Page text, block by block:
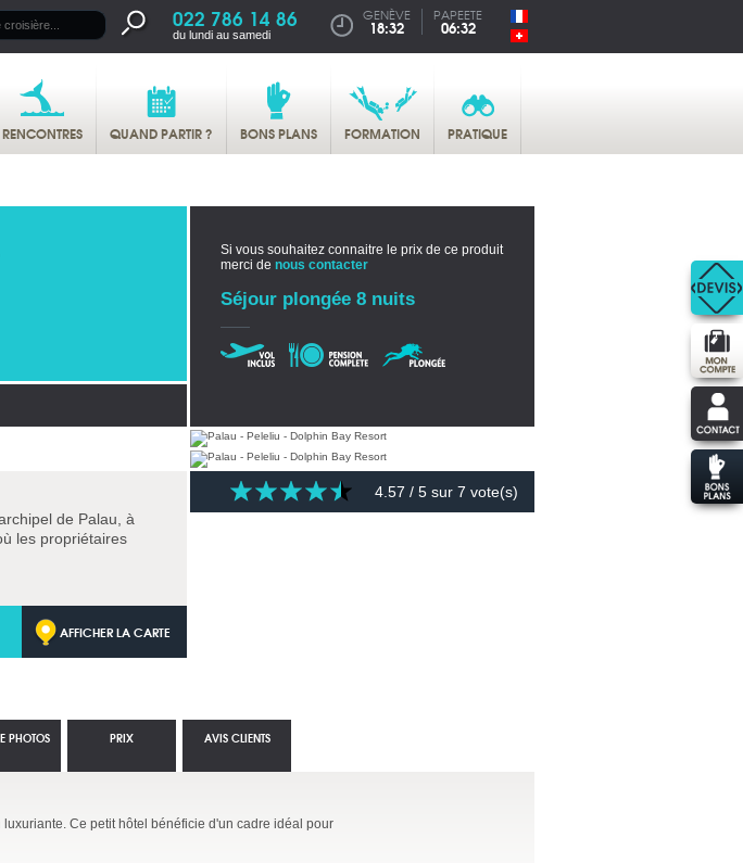
022 786 14 86
du lundi au samedi
GENÈVE
18:32
PAPEETE
06:32
RENCONTRES QUAND PARTIR ? BONS PLANS FORMATION PRATIQUE
Si vous souhaitez connaitre le prix de ce produit
merci de nous contacter
Séjour plongée 8 nuits
de Palau, à
les propriétaires
AFFICHER LA CARTE
4.57 / 5 sur 7 vote(s)
Ce petit hôtel bénéficie d'un cadre idéal pour
PHOTOS PRIX AVIS CLIENTS